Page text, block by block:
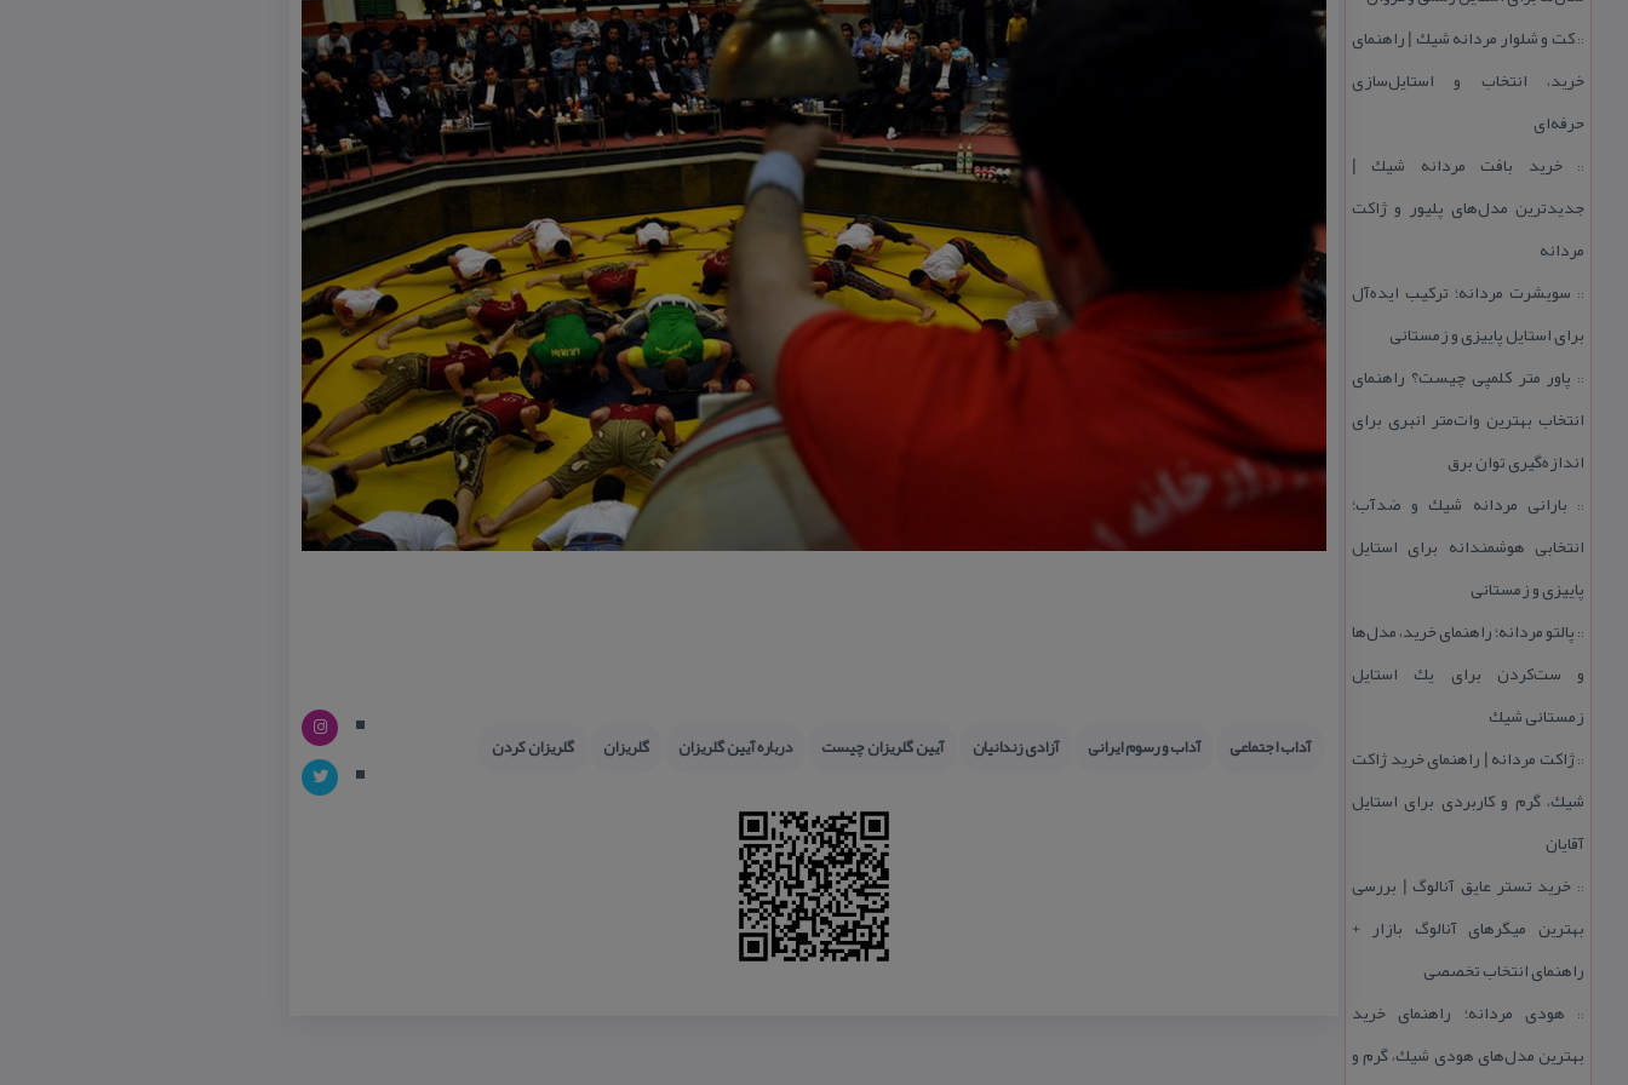
::كت و شلوار مردانه شیك | راهنمای
خرید، انتخاب و استایل‌سازی
حرفه‌ای
::خرید بافت مردانه شیك |
جدیدترین مدل‌های پلیور و ژاكت
مردانه
:: سویشرت مردانه؛ تركیب ایده‌آل
برای استایل پاییزی و زمستانی
:: پاور متر كلمپی چیست؟ راهنمای
انتخاب بهترین وات‌متر انبری برای
اندازه‌گیری توان برق
:: بارانی مردانه شیك و ضدآب؛
انتخابی هوشمندانه برای استایل
پاییزی و زمستانی
:: پالتو مردانه؛ راهنمای خرید، مدل‌ها
و ست‌كردن برای یك استایل
زمستانی شیك
::ژاكت مردانه | راهنمای خرید ژاكت
شیك، گرم و كاربردی برای استایل
آقایان
:: خرید تستر عایق آنالوگ | بررسی
بهترین میگرهای آنالوگ بازار +
راهنمای انتخاب تخصصی
:: هودی مردانه؛ راهنمای خرید
بهترین مدل‌های هودی شیك، گرم و
آداب اجتماعی آداب و رسوم ایرانی آزادی زندانیان آیین گلریزان چیست درباره آیین گلریزان گلریزان گلریزان كردن